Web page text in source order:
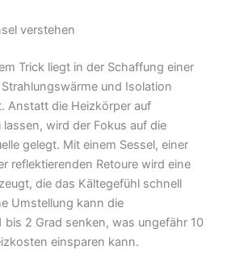
verstehen
Trick liegt in der Schaffung einer
und Isolation
Anstatt die Heizkörper auf
wird der Fokus auf die
gelegt. Mit einem Sessel, einer
reflektierenden Retoure wird eine
die das Kältegefühl schnell
Umstellung kann die
bis 2 Grad senken, was ungefähr 10
einsparen kann.